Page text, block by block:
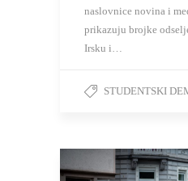
naslovnice novina i
prikazuju brojke
Irsku i…
STUDENTSKI